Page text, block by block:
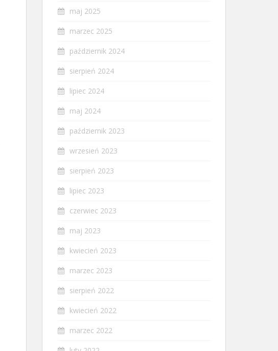
maj 2025
marzec 2025
październik 2024
sierpień 2024
lipiec 2024
maj 2024
październik 2023
wrzesień 2023
sierpień 2023
lipiec 2023
czerwiec 2023
maj 2023
kwiecień 2023
marzec 2023
sierpień 2022
kwiecień 2022
marzec 2022